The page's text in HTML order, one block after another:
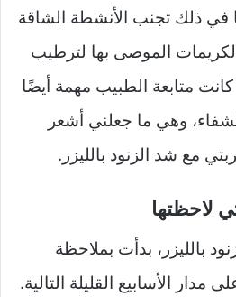
في ذلك تجنب الأنشطة الشاقة
الموصى بها لترطيب
متابعة الطبيب مهمة أيضًا
وهي ما جعلني أشعر
مع شد الزنود بالليزر.
لاحظتها
بالليزر، بدأت بملاحظة
مدار الأسابيع القليلة التالية.